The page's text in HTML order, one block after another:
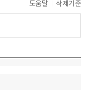
도움말 삭제기준